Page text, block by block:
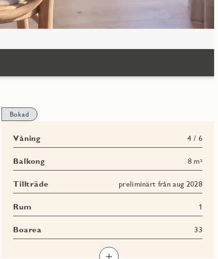
Bokad
Våning 4 / 6
Balkong 8 m²
Tillträde preliminärt från aug 2028
Rum 1
Boarea 33